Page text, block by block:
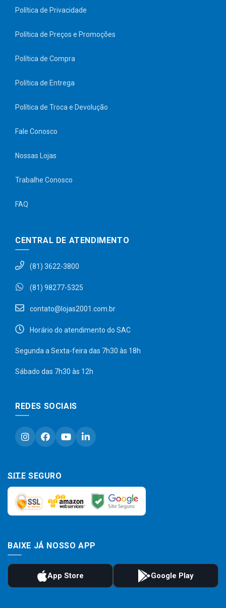
Política de Privacidade
Política de Preços e Promoções
Política de Compra
Política de Entrega
Política de Troca e Devolução
Fale Conosco
Nossas Lojas
Trabalhe Conosco
FAQ
CENTRAL DE ATENDIMENTO
(81) 3622-3800
(81) 98277-5325
contato@lojas2001.com.br
Horário do atendimento do SAC
Segunda a Sexta-feira das 7h30 às 18h
Sábado das 7h30 às 12h
REDES SOCIAIS
SITE SEGURO
BAIXE JÁ NOSSO APP